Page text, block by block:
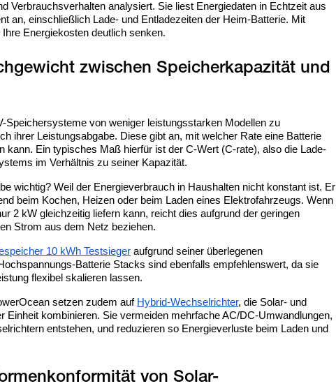
Verbrauchsverhalten analysiert. Sie liest Energiedaten in Echtzeit aus
an, einschließlich Lade- und Entladezeiten der Heim-Batterie. Mit
Energiekosten deutlich senken.
zwischen Speicherkapazität und
Speichersysteme von weniger leistungsstarken Modellen zu
ihrer Leistungsabgabe. Diese gibt an, mit welcher Rate eine Batterie
kann. Ein typisches Maß hierfür ist der C-Wert (C-rate), also die Lade-
im Verhältnis zu seiner Kapazität.
wichtig? Weil der Energieverbrauch in Haushalten nicht konstant ist. Er
beim Kochen, Heizen oder beim Laden eines Elektrofahrzeugs. Wenn
2 kW gleichzeitig liefern kann, reicht dies aufgrund der geringen
Strom aus dem Netz beziehen.
10 kWh Testsieger aufgrund seiner überlegenen
Batterie Stacks sind ebenfalls empfehlenswert, da sie
flexibel skalieren lassen.
setzen zudem auf Hybrid-Wechselrichter, die Solar- und
Einheit kombinieren. Sie vermeiden mehrfache AC/DC-Umwandlungen,
entstehen, und reduzieren so Energieverluste beim Laden und
von Solar-